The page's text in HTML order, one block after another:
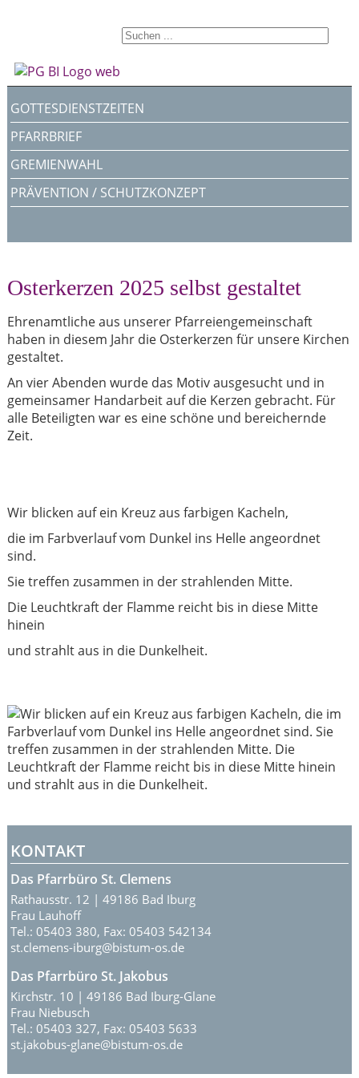
GOTTESDIENSTZEITEN
PFARRBRIEF
GREMIENWAHL
PRÄVENTION / SCHUTZKONZEPT
Osterkerzen 2025 selbst gestaltet
Ehrenamtliche aus unserer Pfarreiengemeinschaft
haben in diesem Jahr die Osterkerzen für unsere Kirchen
gestaltet.
An vier Abenden wurde das Motiv ausgesucht und in
gemeinsamer Handarbeit auf die Kerzen gebracht. Für
alle Beteiligten war es eine schöne und bereichernde
Zeit.
Wir blicken auf ein Kreuz aus farbigen Kacheln,
die im Farbverlauf vom Dunkel ins Helle angeordnet
sind.
Sie treffen zusammen in der strahlenden Mitte.
Die Leuchtkraft der Flamme reicht bis in diese Mitte
hinein
und strahlt aus in die Dunkelheit.
KONTAKT
Das Pfarrbüro St. Clemens
Rathausstr. 12 | 49186 Bad Iburg
Frau Lauhoff
Tel.: 05403 380, Fax: 05403 542134
st.clemens-iburg@bistum-os.de
Das Pfarrbüro St. Jakobus
Kirchstr. 10 | 49186 Bad Iburg-Glane
Frau Niebusch
Tel.: 05403 327, Fax: 05403 5633
st.jakobus-glane@bistum-os.de